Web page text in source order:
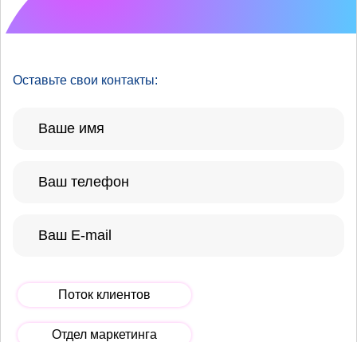
Оставьте свои контакты:
Поток клиентов
Отдел маркетинга